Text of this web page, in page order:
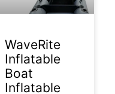
WaveRite
Inflatable
Boat
Inflatable